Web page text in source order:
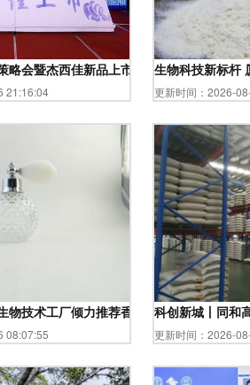
略会暨杰西佳新品上市会圆满落幕
21:16:04
生物科技新标杆
更新时间：2026-
物技术工厂倾力推荐香水瓶优选，空香水瓶
08:07:55
科创新城丨同和
更新时间：2026-